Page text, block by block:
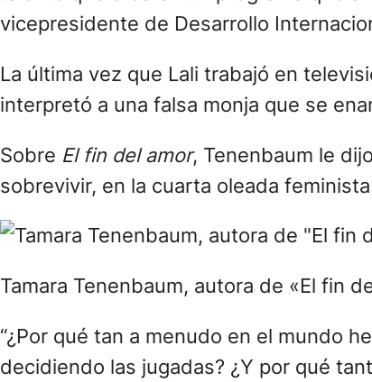
vicepresidente de Desarrollo
La última vez que Lali trabajó en
interpretó a una falsa monja que se
Sobre El fin del amor, Tenenbaum le
sobrevivir, en la cuarta oleada
Tamara Tenenbaum, autora de «El fin
“¿Por qué tan a menudo en el mundo
decidiendo las jugadas? ¿Y por qué